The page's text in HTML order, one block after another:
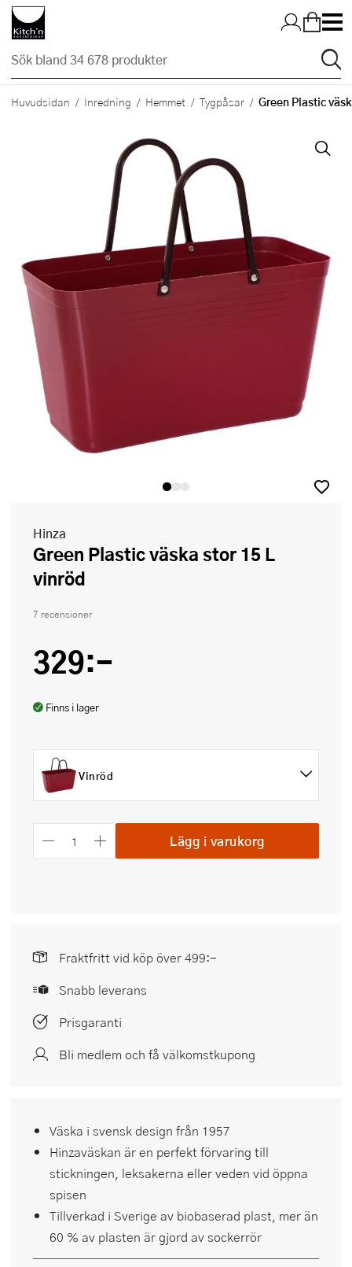
Hopp till huvudinnehållet
Huvudsidan Inredning Hemmet Tygpåsar Green Plastic
Hinza
Green Plastic väska stor 15 L
vinröd
7 recensioner
329:-
Finns i lager
Vinröd
Lägg i varukorg
Fraktfritt vid köp över 499:-
Snabb leverans
Prisgaranti
Bli medlem och få välkomstkupong
Väska i svensk design från 1957
Hinzaväskan är en perfekt förvaring till
stickningen, leksakerna eller veden vid öppna
spisen
Tillverkad i Sverige av biobaserad plast, mer än
60 % av plasten är gjord av sockerrör